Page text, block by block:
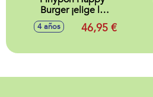
Burger ¡elige lo
que quieres en el
menu giratorio!
camarera y más de
4 años 46,95 €